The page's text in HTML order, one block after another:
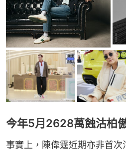
今年5月2628萬蝕沽柏
事實上，陳偉霆近期亦非首